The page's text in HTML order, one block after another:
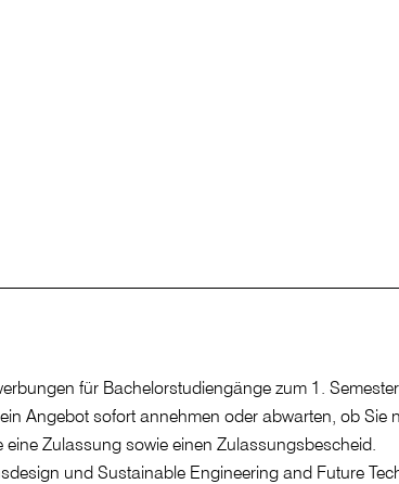
für Bachelorstudiengänge zum 1.
Angebot sofort annehmen oder abwarten, ob Sie
Zulassung sowie einen Zulassungsbescheid.
und Sustainable Engineering and Future